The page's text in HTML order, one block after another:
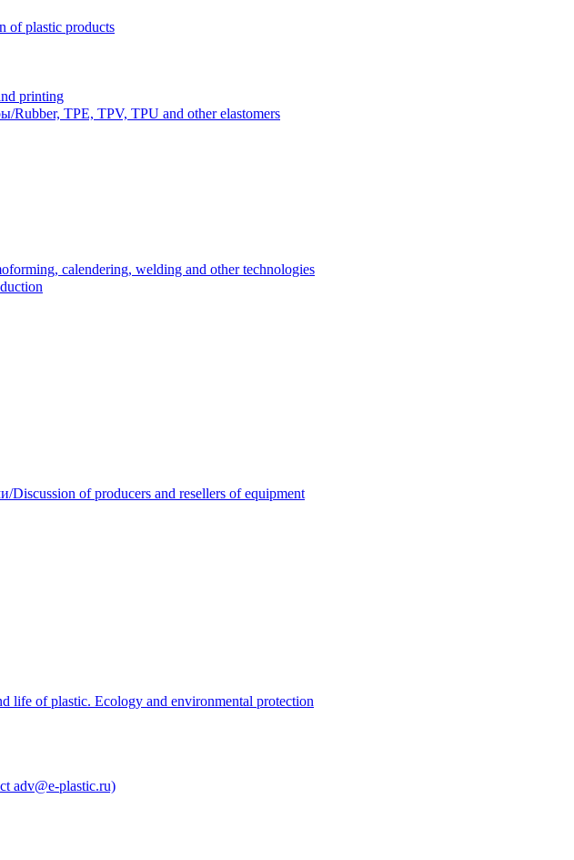
of plastic products
printing
TPE, TPV, TPU and other elastomers
calendering, welding and other technologies
of producers and resellers of equipment
life of plastic. Ecology and environmental protection
adv@e-plastic.ru)